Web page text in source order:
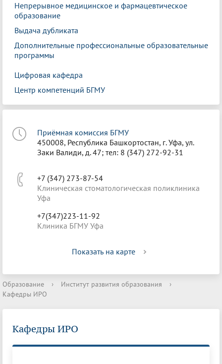
Непрерывное медицинское и фармацевтическое
образование
Выдача дубликата
Дополнительные профессиональные образовательные
программы
Цифровая кафедра
Центр компетенций БГМУ
Приёмная комиссия БГМУ
450008, Республика Башкортостан, г. Уфа, ул.
Заки Валиди, д. 47; тел: 8 (347) 272-92-31
+7 (347) 273-87-54
Клиническая стоматологическая поликлиника
Уфа
+7(347)223-11-92
Клиника БГМУ Уфа
Показать на карте
Образование › Институт развития образования
›
Кафедры ИРО
Кафедры ИРО